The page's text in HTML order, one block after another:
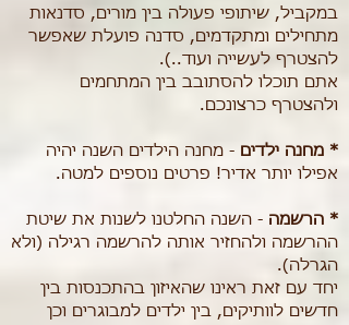
במקביל, שיתופי פעולה בין מורים, סדנאות
מתחילים ומתקדמים, סדנה פועלת שאפשר
להצטרף לעשייה ועוד..).
אתם תוכלו להסתובב בין המתחמים
ולהצטרף כרצונכם.
* מחנה ילדים - מחנה הילדים השנה יהיה
אפילו יותר אדיר! פרטים נוספים למטה.
* הרשמה - השנה החלטנו לשנות את שיטת
ההרשמה ולהחזיר אותה להרשמה רגילה (ולא
הגרלה).
יחד עם זאת ראינו שהאיזון בהתכנסות בין
חדשים לוותיקים, בין ילדים למבוגרים וכן